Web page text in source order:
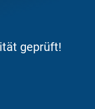
geprüft!